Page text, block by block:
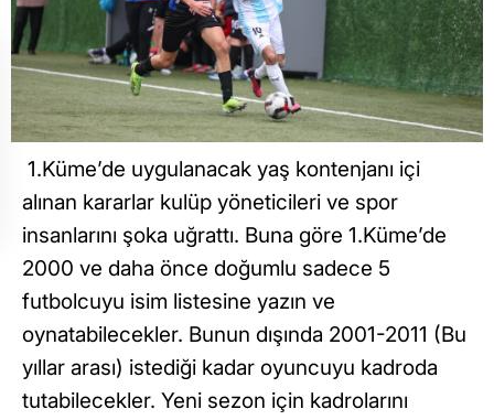
1.Küme’de uygulanacak yaş kontenjanı içi
alınan kararlar kulüp yöneticileri ve spor
insanlarını şoka uğrattı. Buna göre 1.Küme’de
2000 ve daha önce doğumlu sadece 5
futbolcuyu isim listesine yazın ve
oynatabilecekler. Bunun dışında 2001-2011 (Bu
yıllar arası) istediği kadar oyuncuyu kadroda
tutabilecekler. Yeni sezon için kadrolarını